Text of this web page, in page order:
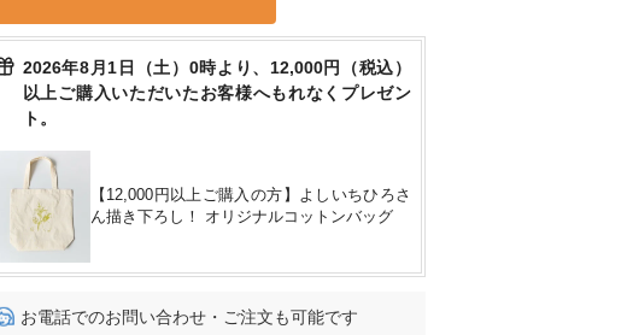
2026年8月1日（土）0時より、12,000円（税込）
以上ご購入いただいたお客様へもれなくプレゼン
ト。
【12,000円以上ご購入の方】よしいちひろさ
ん描き下ろし！ オリジナルコットンバッグ
お電話でのお問い合わせ・ご注文も可能です